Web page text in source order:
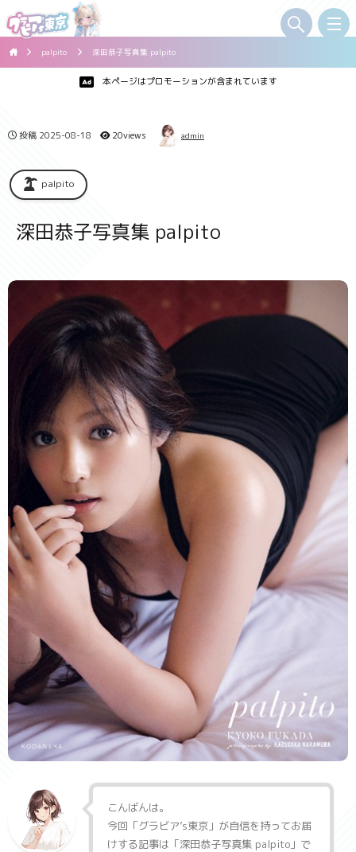
palpito 深田恭子写真集 palpito
本ページはプロモーションが含まれています
投稿 2025-08-18 20views admin
palpito
深田恭子写真集 palpito
こんばんは。
今回「グラビア’s東京 」が自信を持ってお届
けする記事は「深田恭子写真集 palpito 」で